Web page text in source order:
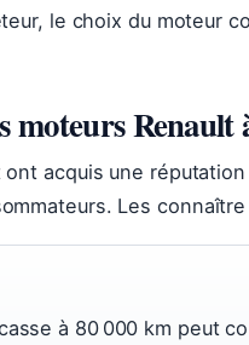
le choix du moteur
moteurs Renault
acquis une
Les
à 80 000 km peut